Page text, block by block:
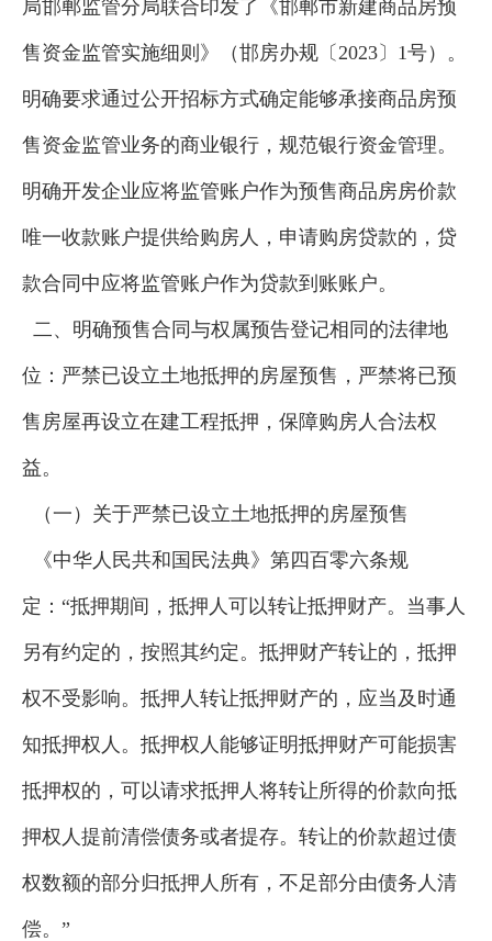
局邯郸监管分局联合印发了《邯郸市新建商品房预
售资金监管实施细则》（邯房办规〔2023〕1号）。
明确要求通过公开招标方式确定能够承接商品房预
售资金监管业务的商业银行，规范银行资金管理。
明确开发企业应将监管账户作为预售商品房房价款
唯一收款账户提供给购房人，申请购房贷款的，贷
款合同中应将监管账户作为贷款到账账户。
二、明确预售合同与权属预告登记相同的法律地
位：严禁已设立土地抵押的房屋预售，严禁将已预
售房屋再设立在建工程抵押，保障购房人合法权
益。
（一）关于严禁已设立土地抵押的房屋预售
《中华人民共和国民法典》第四百零六条规
定：“抵押期间，抵押人可以转让抵押财产。当事人
另有约定的，按照其约定。抵押财产转让的，抵押
权不受影响。抵押人转让抵押财产的，应当及时通
知抵押权人。抵押权人能够证明抵押财产可能损害
抵押权的，可以请求抵押人将转让所得的价款向抵
押权人提前清偿债务或者提存。转让的价款超过债
权数额的部分归抵押人所有，不足部分由债务人清
偿。”